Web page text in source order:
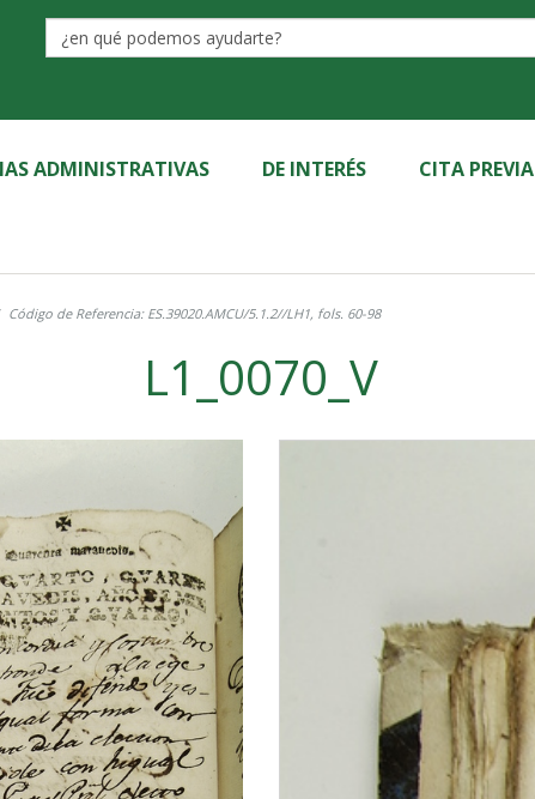
ADMINISTRATIVAS DE INTERÉS CITA PREVIA
Código de Referencia: ES.39020.AMCU/5.1.2//LH1, fols. 60-98
L1_0070_V